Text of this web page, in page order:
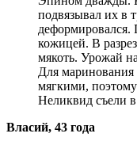
подвязывал их в
деформировался.
кожицей. В
мякоть. Урожай
Для маринования
мягкими,
Неликвид съели в
Власий, 43 года